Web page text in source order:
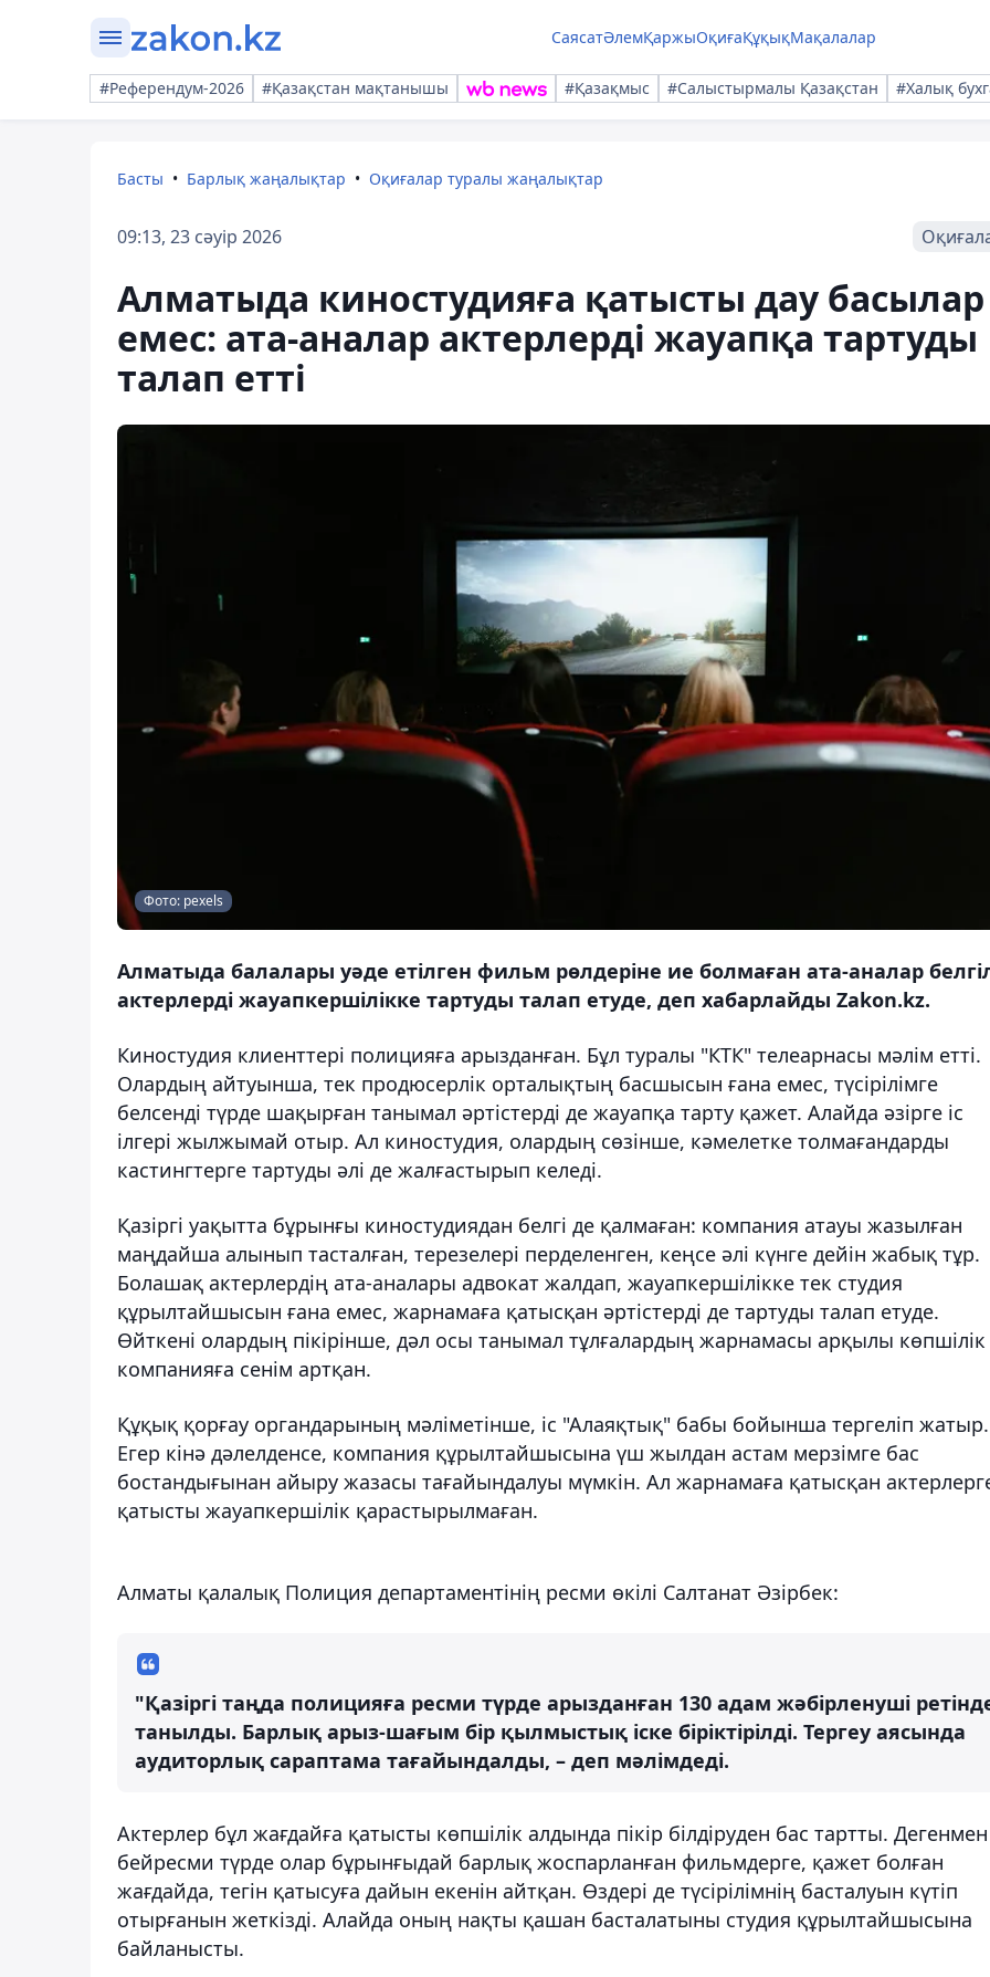
СаясатӘлемҚаржыОқиғаҚұқықМақалалар
#Референдум-2026 #Қазақстан мақтанышы #Қазақмыс #Салыстырмалы Қазақстан #Халық
Басты Барлық жаңалықтар Оқиғалар туралы жаңалықтар
09:13, 23 сәуір 2026
Алматыда киностудияға қатысты дау басылар
емес: ата-аналар актерлерді жауапқа тартуды
талап етті
Фото: pexels
Алматыда балалары уәде етілген фильм рөлдеріне ие болмаған ата-аналар
актерлерді жауапкершілікке тартуды талап етуде, деп хабарлайды Zakon.kz.
Киностудия клиенттері полицияға арызданған. Бұл туралы "КТК" телеарнасы мәлім етті.
Олардың айтуынша, тек продюсерлік орталықтың басшысын ғана емес, түсірілімге
белсенді түрде шақырған танымал әртістерді де жауапқа тарту қажет. Алайда әзірге іс
ілгері жылжымай отыр. Ал киностудия, олардың сөзінше, кәмелетке толмағандарды
кастингтерге тартуды әлі де жалғастырып келеді.
Қазіргі уақытта бұрынғы киностудиядан белгі де қалмаған: компания атауы жазылған
маңдайша алынып тасталған, терезелері перделенген, кеңсе әлі күнге дейін жабық тұр.
Болашақ актерлердің ата-аналары адвокат жалдап, жауапкершілікке тек студия
құрылтайшысын ғана емес, жарнамаға қатысқан әртістерді де тартуды талап етуде.
Өйткені олардың пікірінше, дәл осы танымал тұлғалардың жарнамасы арқылы көпшілік
компанияға сенім артқан.
Құқық қорғау органдарының мәліметінше, іс "Алаяқтық" бабы бойынша тергеліп жатыр.
Егер кінә дәлелденсе, компания құрылтайшысына үш жылдан астам мерзімге бас
бостандығынан айыру жазасы тағайындалуы мүмкін. Ал жарнамаға қатысқан
қатысты жауапкершілік қарастырылмаған.
Алматы қалалық Полиция департаментінің ресми өкілі Салтанат Әзірбек:
"Қазіргі таңда полицияға ресми түрде арызданған 130 адам жәбірленуші
танылды. Барлық арыз-шағым бір қылмыстық іске біріктірілді. Тергеу аясында
аудиторлық сараптама тағайындалды, – деп мәлімдеді.
Актерлер бұл жағдайға қатысты көпшілік алдында пікір білдіруден бас тартты. Дегенмен
бейресми түрде олар бұрынғыдай барлық жоспарланған фильмдерге, қажет болған
жағдайда, тегін қатысуға дайын екенін айтқан. Өздері де түсірілімнің басталуын күтіп
отырғанын жеткізді. Алайда оның нақты қашан басталатыны студия құрылтайшысына
байланысты.